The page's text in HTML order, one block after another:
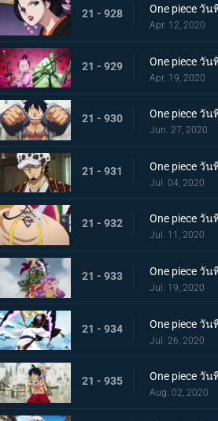
21 - 928
Apr. 12, 2020
21 - 929
Apr. 19, 2020
21 - 930
Jun. 27, 2020
21 - 931
Jul. 04, 2020
21 - 932
Jul. 11, 2020
21 - 933
Jul. 19, 2020
21 - 934
Jul. 26, 2020
21 - 935
Aug. 02, 2020